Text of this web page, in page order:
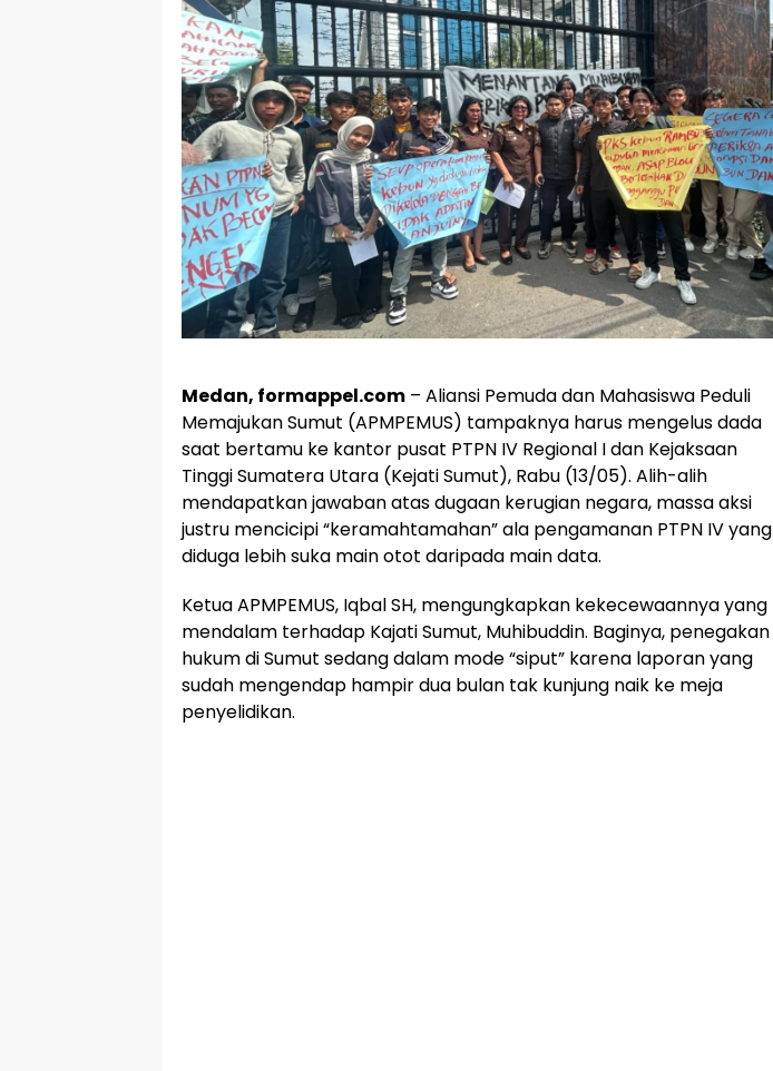
Medan, formappel.com – Aliansi Pemuda dan Mahasiswa Peduli
Memajukan Sumut (APMPEMUS) tampaknya harus mengelus dada
saat bertamu ke kantor pusat PTPN IV Regional I dan Kejaksaan
Tinggi Sumatera Utara (Kejati Sumut), Rabu (13/05). Alih-alih
mendapatkan jawaban atas dugaan kerugian negara, massa aksi
justru mencicipi “keramahtamahan” ala pengamanan PTPN IV yang
diduga lebih suka main otot daripada main data.
Ketua APMPEMUS, Iqbal SH, mengungkapkan kekecewaannya yang
mendalam terhadap Kajati Sumut, Muhibuddin. Baginya, penegakan
hukum di Sumut sedang dalam mode “siput” karena laporan yang
sudah mengendap hampir dua bulan tak kunjung naik ke meja
penyelidikan.